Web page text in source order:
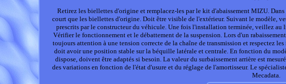
Retirez les biellettes d'origine et remplacez-les par le kit d'abaissement MIZU.
court que les biellettes d'origine. Doit être visible de l'extérieur. Suivant le modèle,
prescrits par le constructeur du véhicule. Une fois l'installation terminée, veillez au
Vérifier le fonctionnement et le débattement de la suspension. Lors d'un
toujours attention à une tension correcte de la chaîne de transmission et respectez
doit avoir une position stable sur la béquille latérale et centrale. En fonction du
dispose, doivent être adaptés si besoin. La valeur du surbaissement arrière est
des variations en fonction de l'état d'usure et du réglage de l'amortisseur. Le
Mecadata.